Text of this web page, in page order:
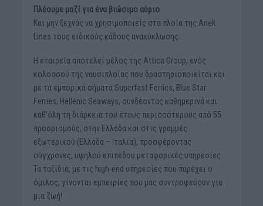
Πλέουμε μαζί για ένα βιώσιμο αύριο
Και μην ξεχνάς να χρησιμοποιείς στα πλοία της Anek
Lines τους ειδικούς κάδους ανακύκλωσης.
Η εταιρεία αποτελεί μέλος της Attica Group, ενός
κολοσσού της ναυσιπλοΐας που δραστηριοποιείται και
με τα εμπορικά σήματα Superfast Ferries, Blue Star
Ferries, Hellenic Seaways, συνδέοντας καθημερινά και
καθ’όλη τη διάρκεια του έτους περισσότερους από 55
προορισμούς, στην Ελλάδα και στις γραμμές
εξωτερικού (Ελλάδα – Ιταλία), προσφέροντας
σύγχρονες, υψηλού επιπέδου μεταφορικές υπηρεσίες.
Τα ταξίδια, με τις high-end υπηρεσίες που παρέχει ο
όμιλος, γίνονται εμπειρίες που μας συντροφεύουν για
μια ζωή!